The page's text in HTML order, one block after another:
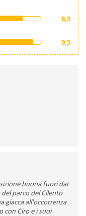
8,9
9,5
buona fuori dal
parco del Cilento
giacca all'occorrenza
con Ciro e i suoi